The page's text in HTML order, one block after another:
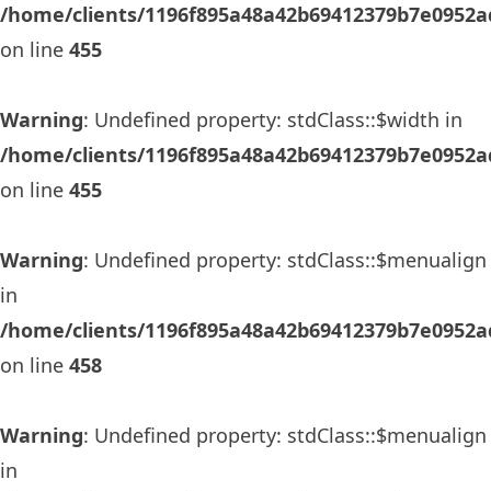
/home/clients/
on line 455
Warning: Undefined property: stdClass::$width in
/home/clients/
on line 455
Warning: Undefined property: stdClass::$menualign
in
/home/clients/
on line 458
Warning: Undefined property: stdClass::$menualign
in